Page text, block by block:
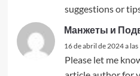
suggestions or
Манжеты и
16 de abril de 2024 a
Please let me